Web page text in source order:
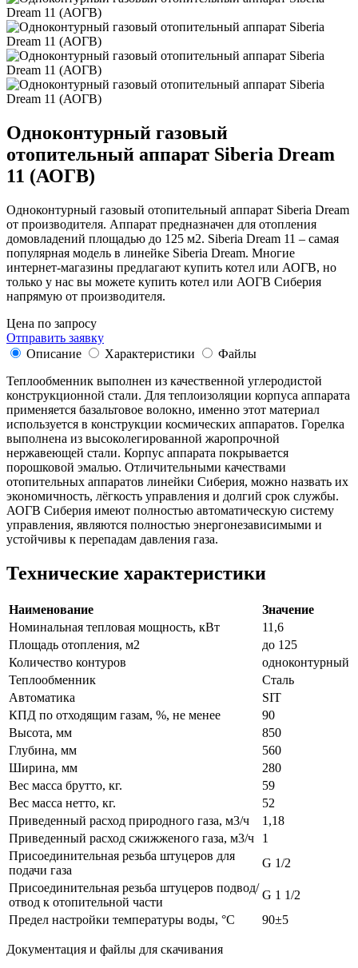
Одноконтурный газовый
отопительный аппарат Siberia Dream
11 (АОГВ)
Одноконтурный газовый отопительный аппарат Siberia Dream
от производителя. Аппарат предназначен для отопления
домовладений площадью до 125 м2. Siberia Dream 11 – самая
популярная модель в линейке Siberia Dream. Многие
интернет-магазины предлагают купить котел или АОГВ, но
только у нас вы можете купить котел или АОГВ Сиберия
напрямую от производителя.
Цена по запросу
Отправить заявку
Описание
Характеристики
Файлы
Теплообменник выполнен из качественной углеродистой
конструкционной стали. Для теплоизоляции корпуса аппарата
применяется базальтовое волокно, именно этот материал
используется в конструкции космических аппаратов. Горелка
выполнена из высоколегированной жаропрочной
нержавеющей стали. Корпус аппарата покрывается
порошковой эмалью. Отличительными качествами
отопительных аппаратов линейки Сиберия, можно назвать их
экономичность, лёгкость управления и долгий срок службы.
АОГВ Сиберия имеют полностью автоматическую систему
управления, являются полностью энергонезависимыми и
устойчивы к перепадам давления газа.
Технические характеристики
Наименование
Значение
Номинальная тепловая мощность, кВт
11,6
Площадь отопления, м2
до 125
Количество контуров
одноконтурный
Теплообменник
Сталь
Автоматика
SIT
КПД по отходящим газам, %, не менее
90
Высота, мм
850
Глубина, мм
560
Ширина, мм
280
Вес масса брутто, кг.
59
Вес масса нетто, кг.
52
Приведенный расход природного газа, м3/ч
1,18
Приведенный расход сжижженого газа, м3/ч
1
Присоединительная резьба штуцеров для
подачи газа
G 1/2
Присоединительная резьба штуцеров подвод/
отвод к отопительной части
G 1 1/2
Предел настройки температуры воды, °C
90±5
Документация и файлы для скачивания